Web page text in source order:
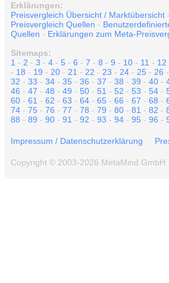
Erklärungen:
Preisvergleich Übersicht / Marktübersicht -
Preisvergleich Quellen -
Quellen - Erklärungen zum Meta-
Sitemaps:
1 - 2 - 3 - 4 - 5 - 6 - 7 - 8 - 9 - 10 - 11 - 12
- 18 - 19 - 20 - 21 - 22 - 23 - 24 - 25 - 26 -
32 - 33 - 34 - 35 - 36 - 37 - 38 - 39 - 40 -
46 - 47 - 48 - 49 - 50 - 51 - 52 - 53 - 54 -
60 - 61 - 62 - 63 - 64 - 65 - 66 - 67 - 68 -
74 - 75 - 76 - 77 - 78 - 79 - 80 - 81 - 82 -
88 - 89 - 90 - 91 - 92 - 93 - 94 - 95 - 96 -
Impressum / Datenschutzerklärung
Copyright © 2003-2026 MetaMind GmbH